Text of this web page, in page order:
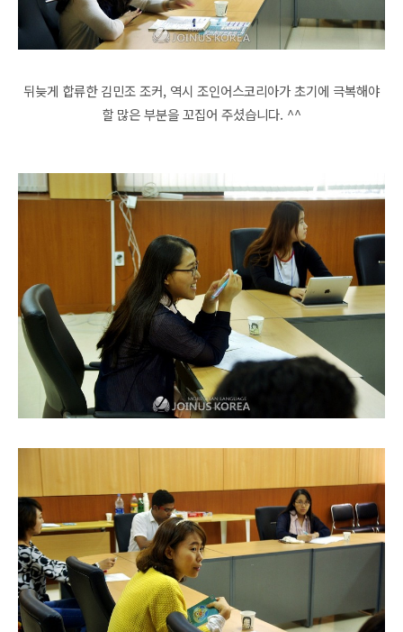
뒤늦게 합류한 김민조 조커, 역시 조인어스코리아가 초기에 극복해야
할 많은 부분을 꼬집어 주셨습니다. ^^